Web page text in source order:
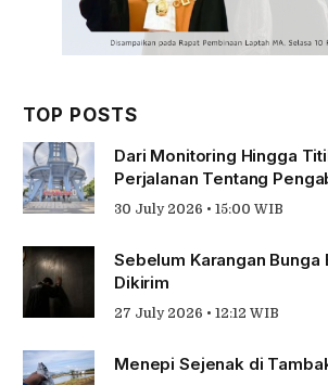
TOP POSTS
Dari Monitoring Hingga
Perjalanan Tentang
30 July 2026 • 15:00 WIB
Sebelum Karangan Bunga
Dikirim
27 July 2026 • 12:12 WIB
Menepi Sejenak di